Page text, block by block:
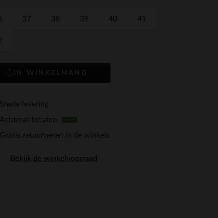
37 38 39 40 41
IN WINKELMAND
levering
betalen
retourneren in de winkels
Bekijk de winkelvoorraad